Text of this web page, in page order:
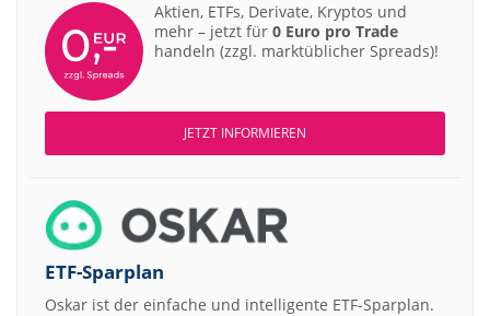
Aktien, ETFs, Derivate, Kryptos und
mehr – jetzt für 0 Euro pro Trade
handeln (zzgl. marktüblicher Spreads)!
JETZT INFORMIEREN
ETF-Sparplan
Oskar ist der einfache und intelligente ETF-Sparplan.